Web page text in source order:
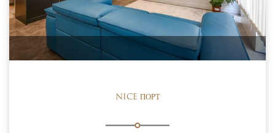
NICE ПОРТ